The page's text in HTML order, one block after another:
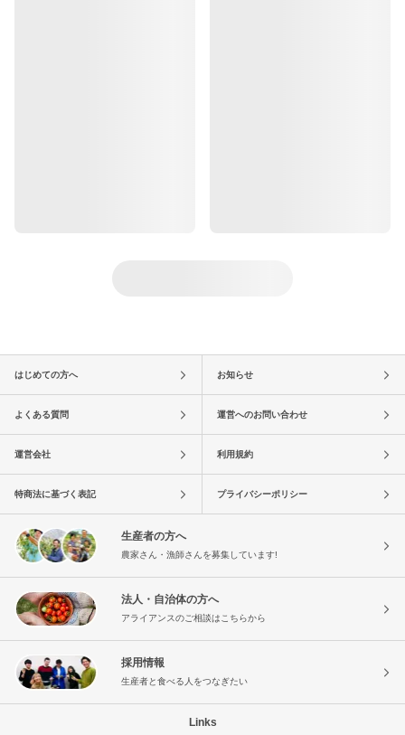
はじめての方へ お知らせ
よくある質問 運営へのお問い合わせ
運営会社 利用規約
特商法に基づく表記 プライバシーポリシー
生産者の方へ
農家さん・漁師さんを募集しています!
法人・自治体の方へ
アライアンスのご相談はこちらから
採用情報
生産者と食べる人をつなぎたい
Links